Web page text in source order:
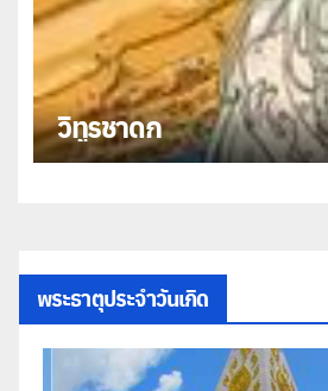
วิทูรชาดก
พระธาตุประจำวันเกิด